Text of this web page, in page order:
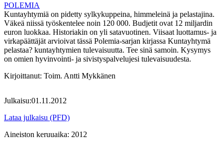
POLEMIA
Kuntayhtymiä on pidetty sylkykuppeina, himmeleinä ja pelastajina.
Väkeä niissä työskentelee noin 120 000. Budjetit ovat 12 miljardin
euron luokkaa. Historiakin on yli satavuotinen. Viisaat luottamus- ja
virkapäättäjät arvioivat tässä Polemia-sarjan kirjassa Kuntayhtymä
pelastaa? kuntayhtymien tulevaisuutta. Tee sinä samoin. Kysymys
on omien hyvinvointi- ja sivistyspalvelujesi tulevaisuudesta.
Kirjoittanut: Toim. Antti Mykkänen
Julkaisu:01.11.2012
Lataa julkaisu (PFD)
Aineiston keruuaika: 2012